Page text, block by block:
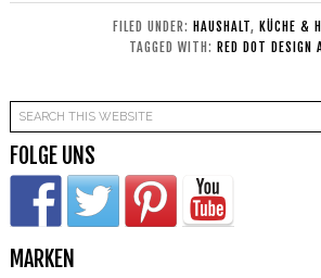
FILED UNDER: HAUSHALT, KÜCHE &
TAGGED WITH: RED DOT DESIGN
FOLGE UNS
MARKEN